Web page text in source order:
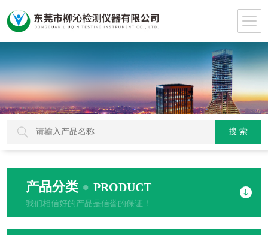
产品分类 PRODUCT
我们相信好的产品是信誉的保证！